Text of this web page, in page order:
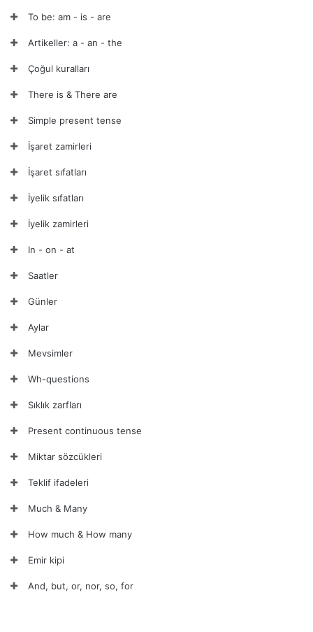
To be: am - is - are
Artikeller: a - an - the
Çoğul kuralları
There is & There are
Simple present tense
İşaret zamirleri
İşaret sıfatları
İyelik sıfatları
İyelik zamirleri
In - on - at
Saatler
Günler
Aylar
Mevsimler
Wh-questions
Sıklık zarfları
Present continuous tense
Miktar sözcükleri
Teklif ifadeleri
Much & Many
How much & How many
Emir kipi
And, but, or, nor, so, for